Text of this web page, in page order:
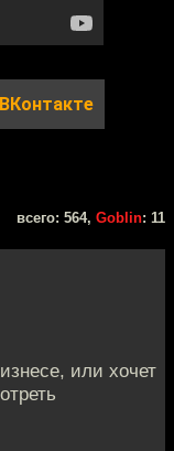
всего: 564, Goblin: 11
или хочет